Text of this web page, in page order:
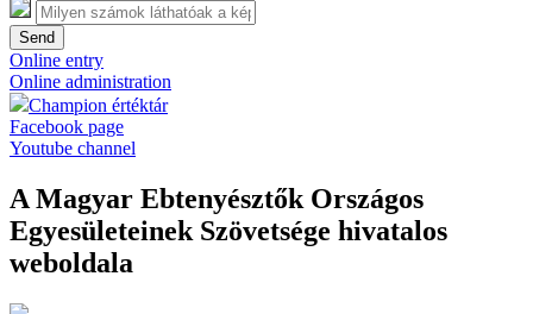
Send
Online entry
Online administration
Champion értéktár
Facebook page
Youtube channel
A Magyar Ebtenyésztők Országos
Egyesületeinek Szövetsége hivatalos
weboldala